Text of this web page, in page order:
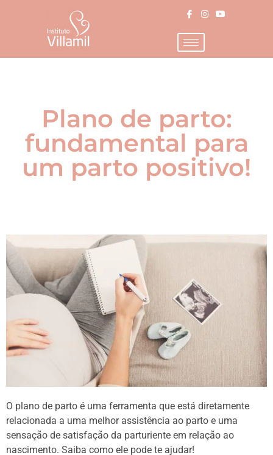
Plano de parto:
fundamental para
um parto positivo!
O plano de parto é uma ferramenta que está diretamente
relacionada a uma melhor assistência ao parto e uma
sensação de satisfação da parturiente em relação ao
nascimento. Saiba como ele pode te ajudar!